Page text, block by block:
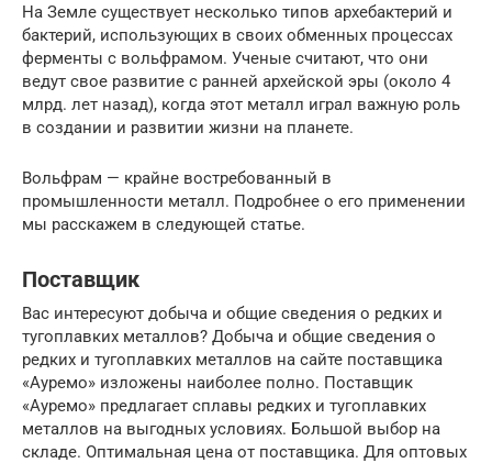
На Земле существует несколько типов архебактерий и
бактерий, использующих в своих обменных процессах
ферменты с вольфрамом. Ученые считают, что они
ведут свое развитие с ранней архейской эры (около 4
млрд. лет назад), когда этот металл играл важную роль
в создании и развитии жизни на планете.
Вольфрам — крайне востребованный в
промышленности металл. Подробнее о его применении
мы расскажем в следующей статье.
Поставщик
Вас интересуют добыча и общие сведения о редких и
тугоплавких металлов? Добыча и общие сведения о
редких и тугоплавких металлов на сайте поставщика
«Ауремо» изложены наиболее полно. Поставщик
«Ауремо» предлагает сплавы редких и тугоплавких
металлов на выгодных условиях. Большой выбор на
складе. Оптимальная цена от поставщика. Для оптовых